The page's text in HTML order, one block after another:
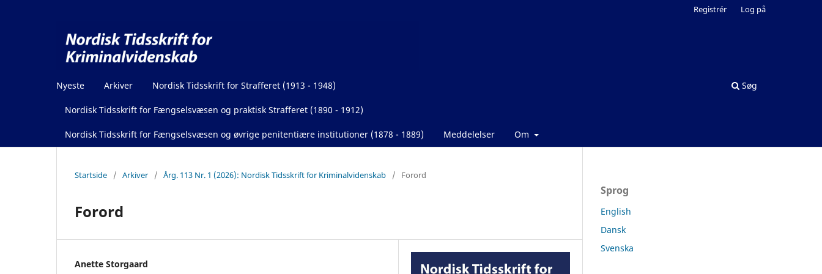
Nyeste Arkiver Nordisk Tidsskrift for Strafferet (1913 - 1948)
Nordisk Tidsskrift for Fængselsvæsen og praktisk Strafferet (1890 - 1912)
Nordisk Tidsskrift for Fængselsvæsen og øvrige penitentiære institutioner (1878 - 1889) Meddelelser Om
Søg
Registrér Log på
Startside / Arkiver / Årg. 113 Nr. 1 (2026): Nordisk Tidsskrift for Kriminalvidenskab / Forord
Forord
Anette Storgaard
Sprog
English
Dansk
Svenska